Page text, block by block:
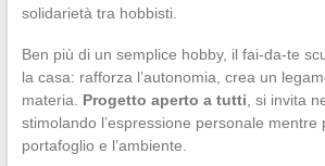
solidarietà tra hobbisti.
Ben più di un semplice hobby, il fai-da-te
la casa: rafforza l’autonomia, crea un
materia. Progetto aperto a tutti , si invita
stimolando l’espressione personale mentre
portafoglio e l’ambiente.